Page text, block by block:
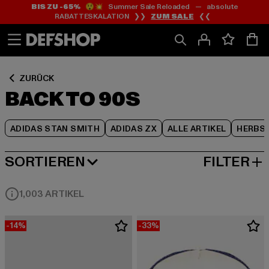
Zum
Inhalt
springen
Zum
Fußzeile
springen
BIS ZU -65%😲💥 Summer Sale Reloaded — absolute
RABATTESKALATION ❯❯ ZUM SALE ❮❮
ZURÜCK
BACK TO 90S
ADIDAS STAN SMITH ADIDAS ZX ALLE ARTIKEL
Zum
Produktraster
springen
SORTIEREN
BELIEBTESTE FILTER
1,003 ARTIKEL
-14% -33%